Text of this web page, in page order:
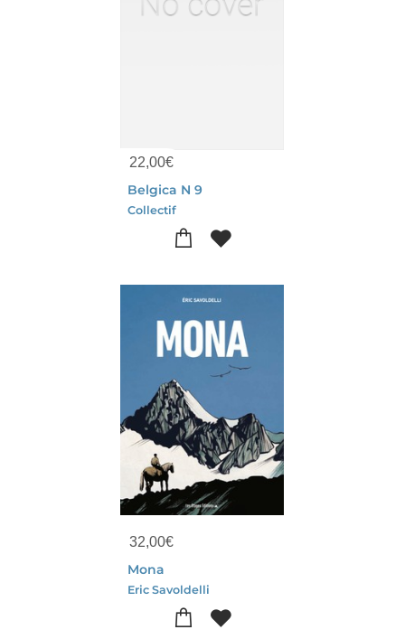
22,00€
Belgica N 9
Collectif
32,00€
Mona
Eric Savoldelli